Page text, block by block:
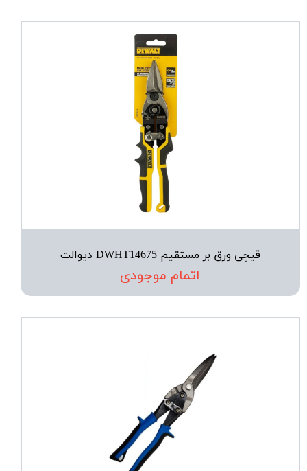
قیچی ورق بر مستقیم DWHT14675 دیوالت
اتمام موجودی